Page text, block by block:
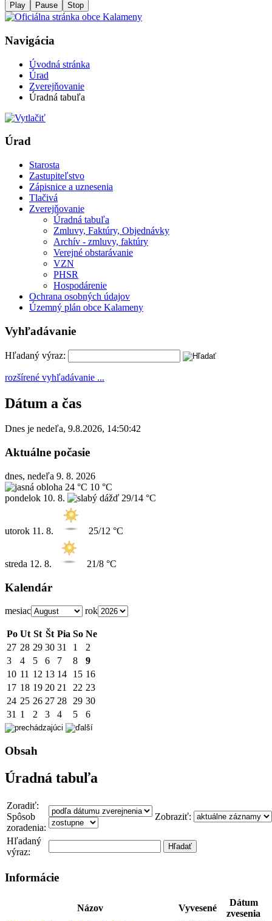
Play Pause Stop
Navigácia
Úvodná stránka
Úrad
Zverejňovanie
Úradná tabuľa
Úrad
Starosta
Zastupiteľstvo
Zápisnice a uznesenia
Tlačivá
Zverejňovanie
Úradná tabuľa
Zmluvy, Faktúry, Objednávky
Archív - zmluvy, faktúry
Verejné obstarávanie
VZN
PHSR
Hospodárenie
Ochrana osobných údajov
Územný plán obce Kalameny
Vyhľadávanie
Hľadaný výraz:
rozšírené vyhľadávanie ...
Dátum a čas
Dnes je nedeľa, 9.8.2026, 14:50:42
Aktuálne počasie
dnes, nedeľa 9. 8. 2026
24 °C 10 °C
pondelok 10. 8. 29/14 °C
utorok 11. 8. 25/12 °C
streda 12. 8. 21/8 °C
Kalendár
mesiac rok
Po Ut St Št Pia So Ne
27 28 29 30 31 1
2
3
4 5 6 7 8
9
10 11 12 13 14 15 16
17 18 19 20 21 22 23
24 25 26 27 28 29 30
31 1 2 3 4 5 6
Obsah
Úradná tabuľa
Zoradiť:
Spôsob
zoradenia:
Zobraziť:
Hľadaný
výraz:
Informácie
Názov Vyvesené
Dátum
zvesenia